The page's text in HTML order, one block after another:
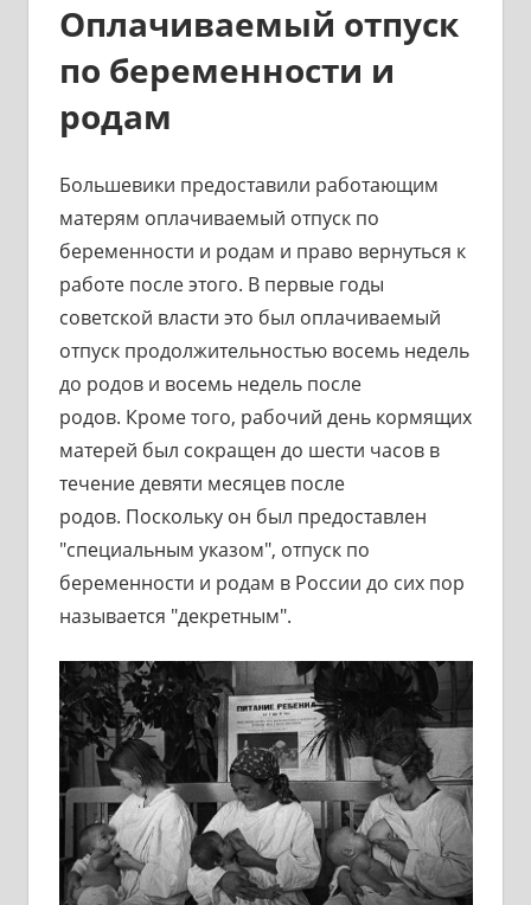
Оплачиваемый отпуск
по беременности и
родам
Большевики предоставили работающим
матерям оплачиваемый отпуск по
беременности и родам и право вернуться к
работе после этого. В первые годы
советской власти это был оплачиваемый
отпуск продолжительностью восемь недель
до родов и восемь недель после
родов. Кроме того, рабочий день кормящих
матерей был сокращен до шести часов в
течение девяти месяцев после
родов. Поскольку он был предоставлен
"специальным указом", отпуск по
беременности и родам в России до сих пор
называется "декретным".